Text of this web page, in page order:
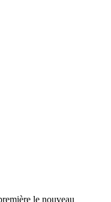
le nouveau